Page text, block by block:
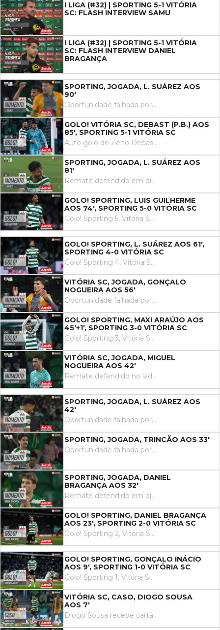
I LIGA (#32) | SPORTING 5-1 VITÓRIA
SC: FLASH INTERVIEW SAMU
I LIGA (#32) | SPORTING 5-1 VITÓRIA
SC: FLASH INTERVIEW DANIEL
BRAGANÇA
SPORTING, JOGADA, L. SUÁREZ AOS
90'
Oportunidade falhada por Luis Suárez de cabeça em frente à baliza. Assistência de Nuno Santos com um cruzamento para a área.
GOLO! VITÓRIA SC, DEBAST (P.B.) AOS
85', SPORTING 5-1 VITÓRIA SC
Auto golo de Zeno Debast, Sporting. Sporting 5, Vitória SC 1..
SPORTING, JOGADA, L. SUÁREZ AOS
81'
Remate defendido em direção ao centro da baliza. Luis Suárez remate com o pé direito no coração da área.
GOLO! SPORTING, LUIS GUILHERME
AOS 74', SPORTING 5-0 VITÓRIA SC
Golo! Sporting 5, Vitória SC 0. Luis Guilherme remate com o pé esquerdo no coração da área.
GOLO! SPORTING, L. SUÁREZ AOS 61',
SPORTING 4-0 VITÓRIA SC
Golo! Sporting 4, Vitória SC 0. Luis Suárez remate com o pé direito no coração da área.
VITÓRIA SC, JOGADA, GONÇALO
NOGUEIRA AOS 56'
Oportunidade falhada por Gonçalo Nogueira remate com o pé esquerdo no coração da área. Assistência de Samu.
GOLO! SPORTING, MAXI ARAÚJO AOS
45'+1', SPORTING 3-0 VITÓRIA SC
Golo! Sporting 3, Vitória SC 0. Maxi Araújo remate com o pé direito no coração da área ao centro da baliza. Assistência de Zeno Debast com um passe em profundidade.
VITÓRIA SC, JOGADA, MIGUEL
NOGUEIRA AOS 42'
Remate defendido no lado esquerdo da baliza. Miguel Nogueira remate com o pé esquerdo do lado direito da área. Assistência de Diogo Sousa.
SPORTING, JOGADA, L. SUÁREZ AOS
42'
Oportunidade falhada por Luis Suárez remate com o pé direito no coração da área. Assistência de Geny Catamo.
SPORTING, JOGADA, TRINCÃO AOS 33'
Oportunidade falhada por Trincão remate com o pé esquerdo do lado esquerdo da área. Assistência de Hidemasa Morita com um passe em profundidade.
SPORTING, JOGADA, DANIEL
BRAGANÇA AOS 32'
Remate defendido em direção ao centro da baliza. Daniel Bragança remate com o pé esquerdo no coração da área. Assistência de Maxi Araújo.
GOLO! SPORTING, DANIEL BRAGANÇA
AOS 23', SPORTING 2-0 VITÓRIA SC
Golo! Sporting 2, Vitória SC 0. Daniel Bragança remate com o pé esquerdo no coração da área.
GOLO! SPORTING, GONÇALO INÁCIO
AOS 9', SPORTING 1-0 VITÓRIA SC
Golo! Sporting 1, Vitória SC 0. Gonçalo Inácio de cabeça em frente à baliza depois de um livre.
VITÓRIA SC, CASO, DIOGO SOUSA
AOS 7'
Diogo Sousa recebe cartão amarelo por uma entrada perigosa.